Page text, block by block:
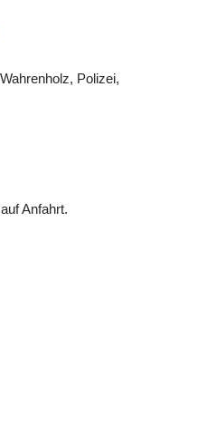
Polizei,
Anfahrt.